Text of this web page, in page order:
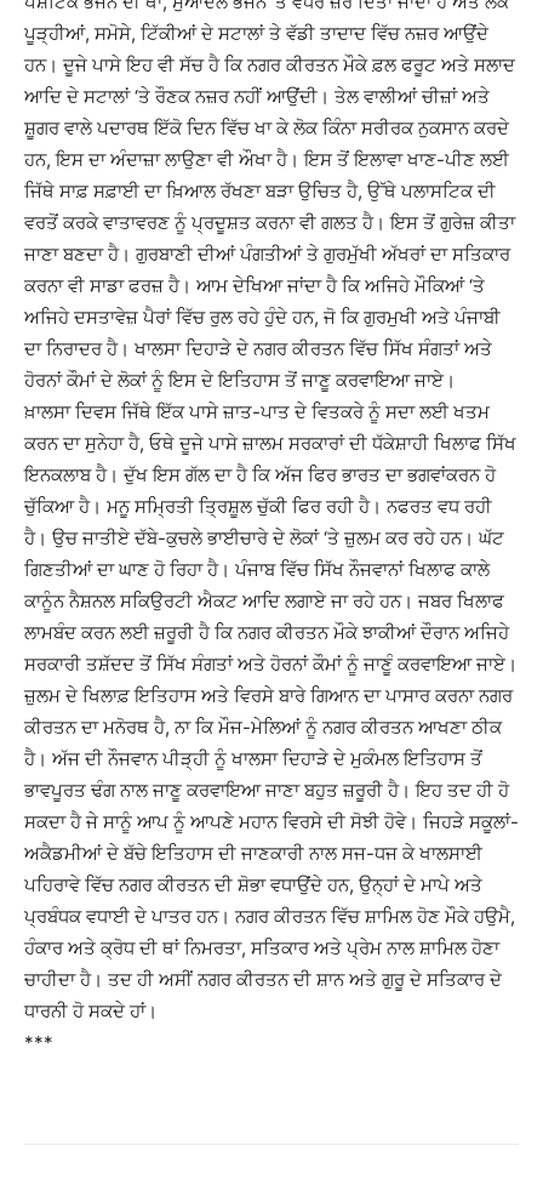
ਪੂੜ੍ਹੀਆਂ, ਸਮੋਸੇ, ਟਿੱਕੀਆਂ ਦੇ ਸਟਾਲਾਂ ਤੇ ਵੱਡੀ ਤਾਦਾਦ ਵਿੱਚ ਨਜ਼ਰ ਆਉਂਦੇ
ਹਨ। ਦੂਜੇ ਪਾਸੇ ਇਹ ਵੀ ਸੱਚ ਹੈ ਕਿ ਨਗਰ ਕੀਰਤਨ ਮੌਕੇ ਫ਼ਲ ਫਰੂਟ ਅਤੇ ਸਲਾਦ
ਆਦਿ ਦੇ ਸਟਾਲਾਂ ‘ਤੇ ਰੌਣਕ ਨਜ਼ਰ ਨਹੀਂ ਆਉਂਦੀ। ਤੇਲ ਵਾਲੀਆਂ ਚੀਜ਼ਾਂ ਅਤੇ
ਸ਼ੂਗਰ ਵਾਲੇ ਪਦਾਰਥ ਇੱਕੋ ਦਿਨ ਵਿੱਚ ਖਾ ਕੇ ਲੋਕ ਕਿੰਨਾ ਸਰੀਰਕ ਨੁਕਸਾਨ ਕਰਦੇ
ਹਨ, ਇਸ ਦਾ ਅੰਦਾਜ਼ਾ ਲਾਉਣਾ ਵੀ ਔਖਾ ਹੈ। ਇਸ ਤੋਂ ਇਲਾਵਾ ਖਾਣ-ਪੀਣ ਲਈ
ਜਿੱਥੇ ਸਾਫ਼ ਸਫ਼ਾਈ ਦਾ ਖ਼ਿਆਲ ਰੱਖਣਾ ਬੜਾ ਉਚਿਤ ਹੈ, ਉੱਥੇ ਪਲਾਸਟਿਕ ਦੀ
ਵਰਤੋਂ ਕਰਕੇ ਵਾਤਾਵਰਣ ਨੂੰ ਪ੍ਰਦੂਸ਼ਤ ਕਰਨਾ ਵੀ ਗਲਤ ਹੈ। ਇਸ ਤੋਂ ਗੁਰੇਜ਼ ਕੀਤਾ
ਜਾਣਾ ਬਣਦਾ ਹੈ। ਗੁਰਬਾਣੀ ਦੀਆਂ ਪੰਗਤੀਆਂ ਤੇ ਗੁਰਮੁੱਖੀ ਅੱਖਰਾਂ ਦਾ ਸਤਿਕਾਰ
ਕਰਨਾ ਵੀ ਸਾਡਾ ਫਰਜ਼ ਹੈ। ਆਮ ਦੇਖਿਆ ਜਾਂਦਾ ਹੈ ਕਿ ਅਜਿਹੇ ਮੌਕਿਆਂ ‘ਤੇ
ਅਜਿਹੇ ਦਸਤਾਵੇਜ਼ ਪੈਰਾਂ ਵਿੱਚ ਰੁਲ ਰਹੇ ਹੁੰਦੇ ਹਨ, ਜੋ ਕਿ ਗੁਰਮੁਖੀ ਅਤੇ ਪੰਜਾਬੀ
ਦਾ ਨਿਰਾਦਰ ਹੈ। ਖਾਲਸਾ ਦਿਹਾੜੇ ਦੇ ਨਗਰ ਕੀਰਤਨ ਵਿੱਚ ਸਿੱਖ ਸੰਗਤਾਂ ਅਤੇ
ਹੋਰਨਾਂ ਕੌਮਾਂ ਦੇ ਲੋਕਾਂ ਨੂੰ ਇਸ ਦੇ ਇਤਿਹਾਸ ਤੋਂ ਜਾਣੂ ਕਰਵਾਇਆ ਜਾਏ।
ਖ਼ਾਲਸਾ ਦਿਵਸ ਜਿੱਥੇ ਇੱਕ ਪਾਸੇ ਜ਼ਾਤ-ਪਾਤ ਦੇ ਵਿਤਕਰੇ ਨੂੰ ਸਦਾ ਲਈ ਖਤਮ
ਕਰਨ ਦਾ ਸੁਨੇਹਾ ਹੈ, ਓਥੇ ਦੂਜੇ ਪਾਸੇ ਜ਼ਾਲਮ ਸਰਕਾਰਾਂ ਦੀ ਧੱਕੇਸ਼ਾਹੀ ਖਿਲਾਫ ਸਿੱਖ
ਇਨਕਲਾਬ ਹੈ। ਦੁੱਖ ਇਸ ਗੱਲ ਦਾ ਹੈ ਕਿ ਅੱਜ ਫਿਰ ਭਾਰਤ ਦਾ ਭਗਵਾਂਕਰਨ ਹੋ
ਚੁੱਕਿਆ ਹੈ। ਮਨੂ ਸਮ੍ਰਿਤੀ ਤ੍ਰਿਸ਼ੂਲ ਚੁੱਕੀ ਫਿਰ ਰਹੀ ਹੈ। ਨਫਰਤ ਵਧ ਰਹੀ
ਹੈ। ਉਚ ਜਾਤੀਏ ਦੱਬੇ-ਕੁਚਲੇ ਭਾਈਚਾਰੇ ਦੇ ਲੋਕਾਂ ‘ਤੇ ਜ਼ੁਲਮ ਕਰ ਰਹੇ ਹਨ। ਘੱਟ
ਗਿਣਤੀਆਂ ਦਾ ਘਾਣ ਹੋ ਰਿਹਾ ਹੈ। ਪੰਜਾਬ ਵਿੱਚ ਸਿੱਖ ਨੌਜਵਾਨਾਂ ਖਿਲਾਫ ਕਾਲੇ
ਕਾਨੂੰਨ ਨੈਸ਼ਨਲ ਸਕਿਉਰਟੀ ਐਕਟ ਆਦਿ ਲਗਾਏ ਜਾ ਰਹੇ ਹਨ। ਜਬਰ ਖਿਲਾਫ
ਲਾਮਬੰਦ ਕਰਨ ਲਈ ਜ਼ਰੂਰੀ ਹੈ ਕਿ ਨਗਰ ਕੀਰਤਨ ਮੌਕੇ ਝਾਕੀਆਂ ਦੌਰਾਨ ਅਜਿਹੇ
ਸਰਕਾਰੀ ਤਸ਼ੱਦਦ ਤੋਂ ਸਿੱਖ ਸੰਗਤਾਂ ਅਤੇ ਹੋਰਨਾਂ ਕੌਮਾਂ ਨੂੰ ਜਾਣੂੰ ਕਰਵਾਇਆ ਜਾਏ।
ਜ਼ੁਲਮ ਦੇ ਖਿਲਾਫ਼ ਇਤਿਹਾਸ ਅਤੇ ਵਿਰਸੇ ਬਾਰੇ ਗਿਆਨ ਦਾ ਪਾਸਾਰ ਕਰਨਾ ਨਗਰ
ਕੀਰਤਨ ਦਾ ਮਨੋਰਥ ਹੈ, ਨਾ ਕਿ ਮੌਜ-ਮੇਲਿਆਂ ਨੂੰ ਨਗਰ ਕੀਰਤਨ ਆਖਣਾ ਠੀਕ
ਹੈ। ਅੱਜ ਦੀ ਨੌਜਵਾਨ ਪੀੜ੍ਹੀ ਨੂੰ ਖਾਲਸਾ ਦਿਹਾੜੇ ਦੇ ਮੁਕੰਮਲ ਇਤਿਹਾਸ ਤੋਂ
ਭਾਵਪੂਰਤ ਢੰਗ ਨਾਲ ਜਾਣੂ ਕਰਵਾਇਆ ਜਾਣਾ ਬਹੁਤ ਜ਼ਰੂਰੀ ਹੈ। ਇਹ ਤਦ ਹੀ ਹੋ
ਸਕਦਾ ਹੈ ਜੇ ਸਾਨੂੰ ਆਪ ਨੂੰ ਆਪਣੇ ਮਹਾਨ ਵਿਰਸੇ ਦੀ ਸੋਝੀ ਹੋਵੇ। ਜਿਹੜੇ ਸਕੂਲਾਂ-
ਅਕੈਡਮੀਆਂ ਦੇ ਬੱਚੇ ਇਤਿਹਾਸ ਦੀ ਜਾਣਕਾਰੀ ਨਾਲ ਸਜ-ਧਜ ਕੇ ਖਾਲਸਾਈ
ਪਹਿਰਾਵੇ ਵਿੱਚ ਨਗਰ ਕੀਰਤਨ ਦੀ ਸ਼ੋਭਾ ਵਧਾਉਂਦੇ ਹਨ, ਉਨ੍ਹਾਂ ਦੇ ਮਾਪੇ ਅਤੇ
ਪ੍ਰਬੰਧਕ ਵਧਾਈ ਦੇ ਪਾਤਰ ਹਨ। ਨਗਰ ਕੀਰਤਨ ਵਿੱਚ ਸ਼ਾਮਿਲ ਹੋਣ ਮੌਕੇ ਹਉਮੈ,
ਹੰਕਾਰ ਅਤੇ ਕ੍ਰੋਧ ਦੀ ਥਾਂ ਨਿਮਰਤਾ, ਸਤਿਕਾਰ ਅਤੇ ਪ੍ਰੇਮ ਨਾਲ ਸ਼ਾਮਿਲ ਹੋਣਾ
ਚਾਹੀਦਾ ਹੈ। ਤਦ ਹੀ ਅਸੀਂ ਨਗਰ ਕੀਰਤਨ ਦੀ ਸ਼ਾਨ ਅਤੇ ਗੁਰੂ ਦੇ ਸਤਿਕਾਰ ਦੇ
ਧਾਰਨੀ ਹੋ ਸਕਦੇ ਹਾਂ।
***